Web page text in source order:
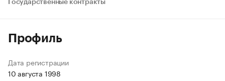
Государственные контракты
Профиль
Дата регистрации
10 августа 1998